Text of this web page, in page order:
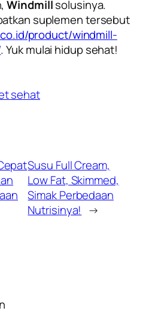
Windmillsolusinya.
suplemen tersebut
product/windmill-
. Yuk mulai hidup sehat!
sehat
Susu Full Cream,
Low Fat, Skimmed,
Simak Perbedaan
Nutrisinya! →